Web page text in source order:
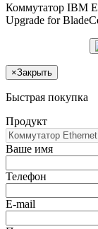
Коммутатор IBM
Upgrade for
×Закрыть
Быстрая покупка
Продукт
Ваше имя
Телефон
E-mail